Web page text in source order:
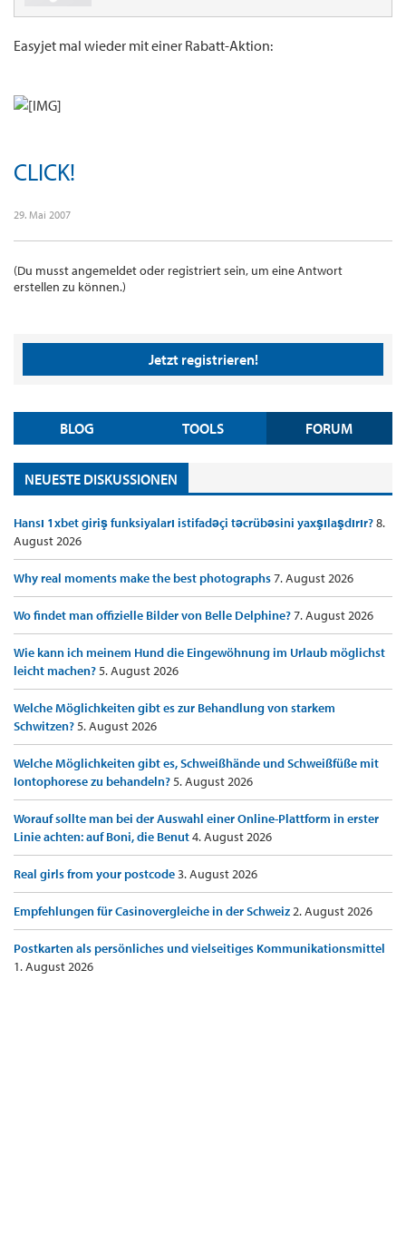
Easyjet mal wieder mit einer Rabatt-Aktion:
CLICK!
29. Mai 2007
(Du musst angemeldet oder registriert sein, um eine Antwort
erstellen zu können.)
Jetzt registrieren!
BLOG TOOLS FORUM
NEUESTE DISKUSSIONEN
Hansı 1xbet giriş funksiyaları istifadəçi təcrübəsini yaxşılaşdırır?8.
August 2026
Why real moments make the best photographs7. August 2026
Wo findet man offizielle Bilder von Belle Delphine?7. August 2026
Wie kann ich meinem Hund die Eingewöhnung im Urlaub möglichst
leicht machen?5. August 2026
Welche Möglichkeiten gibt es zur Behandlung von starkem
Schwitzen?5. August 2026
Welche Möglichkeiten gibt es, Schweißhände und Schweißfüße mit
Iontophorese zu behandeln?5. August 2026
Worauf sollte man bei der Auswahl einer Online-Plattform in erster
Linie achten: auf Boni, die Benut4. August 2026
Real girls from your postcode3. August 2026
Empfehlungen für Casinovergleiche in der Schweiz2. August 2026
Postkarten als persönliches und vielseitiges Kommunikationsmittel
1. August 2026